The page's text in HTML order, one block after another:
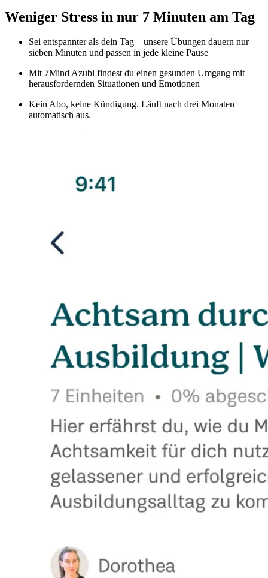
Weniger Stress in nur 7 Minuten am Tag
Sei entspannter als dein Tag – unsere Übungen dauern nur
sieben Minuten und passen in jede kleine Pause
Mit 7Mind Azubi findest du einen gesunden Umgang mit
herausfordernden Situationen und Emotionen
Kein Abo, keine Kündigung. Läuft nach drei Monaten
automatisch aus.